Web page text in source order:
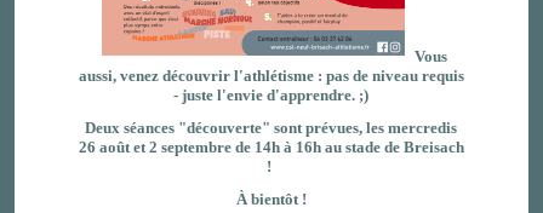
Vous
aussi, venez découvrir l'athlétisme : pas de niveau requis
- juste l'envie d'apprendre. ;)
Deux séances "découverte" sont prévues, les mercredis
26 août et 2 septembre de 14h à 16h au stade de Breisach
!
À bientôt !